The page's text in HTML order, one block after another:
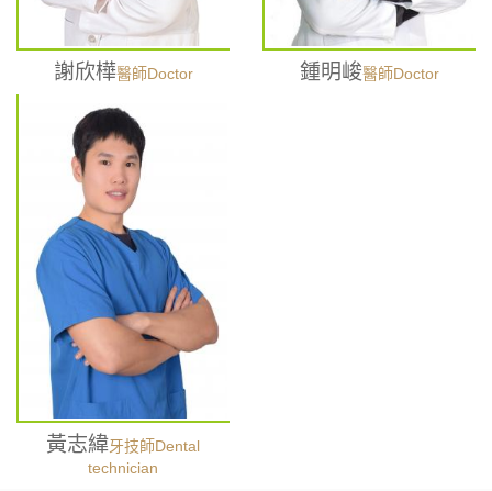
謝欣樺醫師Doctor 鍾明峻醫師Doctor
黃志緯牙技師Dental
technician